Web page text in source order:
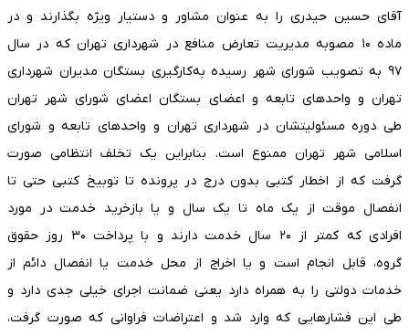
آقای حسین حیدری را به عنوان مشاور و دستیار ویژه بگذارند و در
ماده ۱۰ مصوبه مدیریت تعارض منافع در شهرداری تهران که در سال
۹۷ به تصویب شورای شهر رسیده به‌کارگیری بستگان مدیران شهرداری
تهران و واحدهای تابعه و اعضای بستگان اعضای شورای شهر تهران
طی دوره مسئولیتشان در شهرداری تهران و واحدهای تابعه و شورای
اسلامی شهر تهران ممنوع است. بنابر‌این یک تخلف انتظامی صورت
گرفت که از اخطار کتبی بدون درج در پرونده تا توبیخ کتبی حتی تا
انفصال موقت از یک ماه تا یک سال و یا بازخرید خدمت در مورد
افرادی که کمتر از ۲۰ سال خدمت دارند و با پرداخت ۳۰ روز حقوق
گروه، قابل انجام است و یا اخراج از محل خدمت یا انفصال دائم از
خدمات دولتی را به همراه دارد یعنی ضمانت اجرای خیلی جدی دارد و
طی این فشارهایی که وارد شد و اعتراضات فراوانی که صورت گرفت،